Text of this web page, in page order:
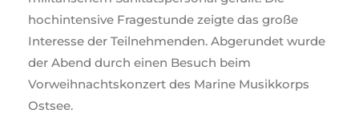
hochintensive Fragestunde zeigte das große
Interesse der Teilnehmenden. Abgerundet wurde
der Abend durch einen Besuch beim
Vorweihnachtskonzert des Marine Musikkorps
Ostsee.